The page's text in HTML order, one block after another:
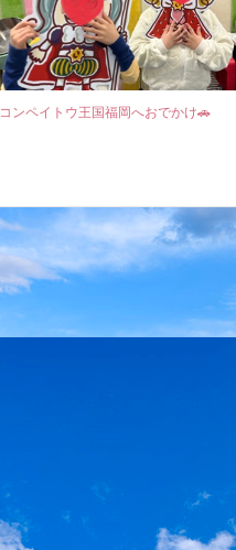
コンペイトウ王国福岡へおでかけ🚗